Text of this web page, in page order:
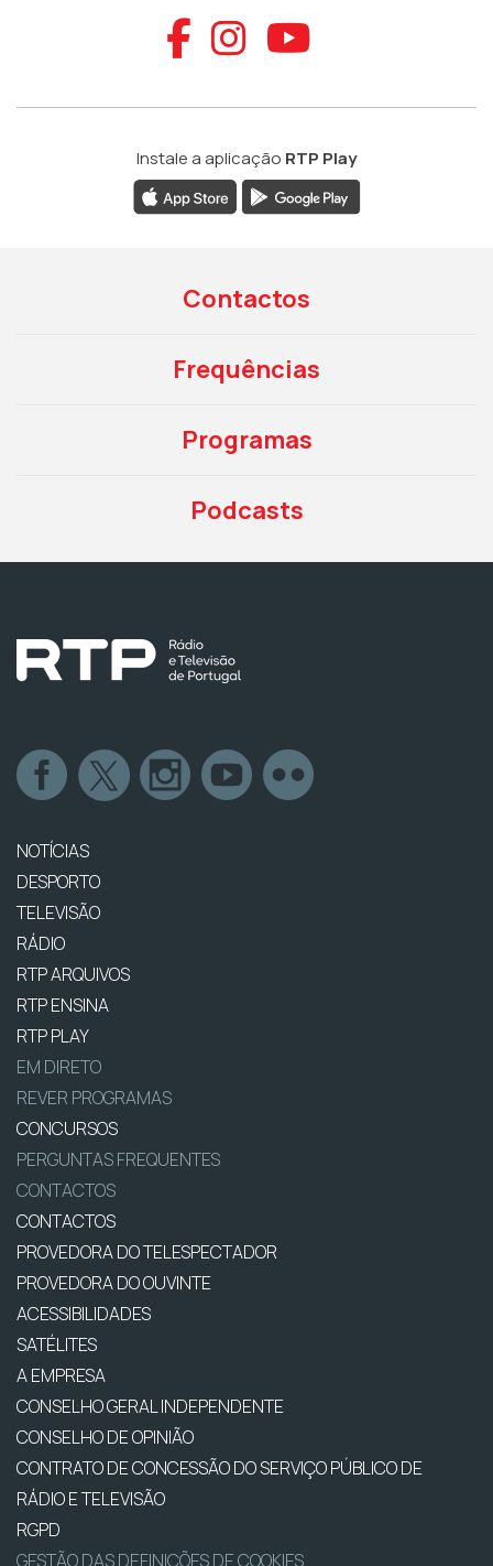
Aceder ao
Aceder ao
Aceder
Instale a aplicação RTP Play
Contactos
Frequências
Programas
Podcasts
NOTÍCIAS
DESPORTO
TELEVISÃO
RÁDIO
RTP ARQUIVOS
RTP ENSINA
RTP PLAY
EM DIRETO
REVER PROGRAMAS
CONCURSOS
PERGUNTAS FREQUENTES
CONTACTOS
CONTACTOS
PROVEDORA DO TELESPECTADOR
PROVEDORA DO OUVINTE
ACESSIBILIDADES
SATÉLITES
A EMPRESA
CONSELHO GERAL INDEPENDENTE
CONSELHO DE OPINIÃO
CONTRATO DE CONCESSÃO DO SERVIÇO PÚBLICO DE
RÁDIO E TELEVISÃO
RGPD
GESTÃO DAS DEFINIÇÕES DE COOKIES